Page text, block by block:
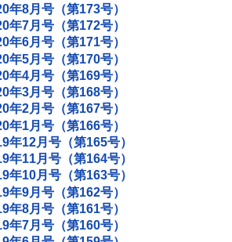
年8月号（第173号）
年7月号（第172号）
年6月号（第171号）
年5月号（第170号）
年4月号（第169号）
年3月号（第168号）
年2月号（第167号）
年1月号（第166号）
年12月号（第165号）
年11月号（第164号）
年10月号（第163号）
年9月号（第162号）
年8月号（第161号）
年7月号（第160号）